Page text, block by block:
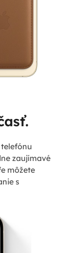
zaujímavé
môžete
s